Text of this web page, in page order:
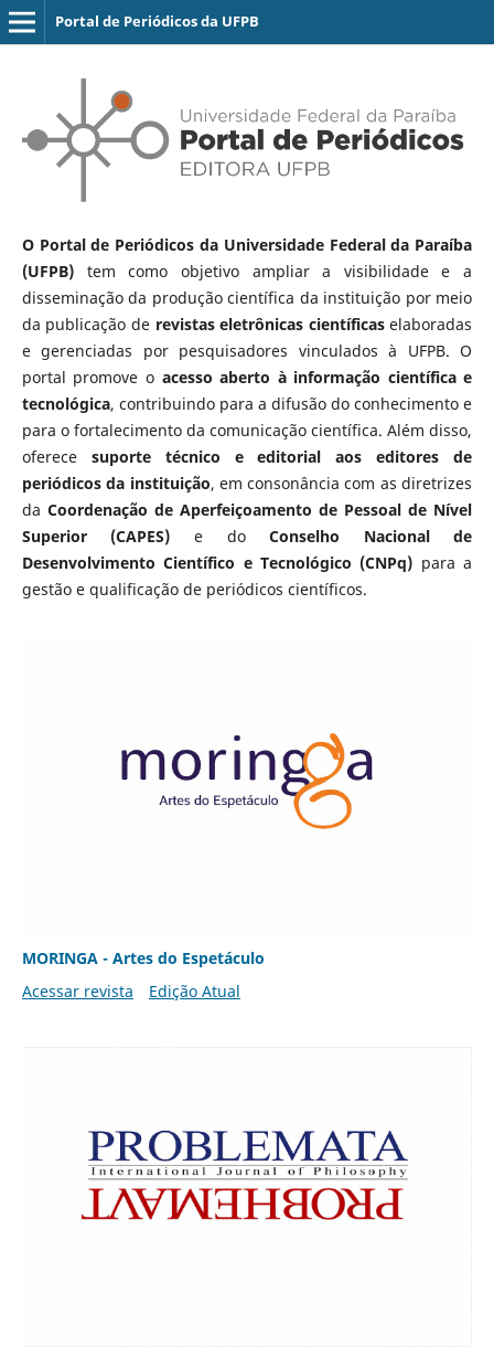
Portal de Periódicos da UFPB
O Portal de Periódicos da Universidade Federal da Paraíba
(UFPB)tem como objetivo ampliar a visibilidade e a
disseminação da produção científica da instituição por meio
da publicação de revistas eletrônicas científicaselaboradas
e gerenciadas por pesquisadores vinculados à UFPB. O
portal promove o acesso aberto à informação científica e
tecnológica, contribuindo para a difusão do conhecimento e
para o fortalecimento da comunicação científica. Além disso,
oferece suporte técnico e editorial aos editores de
periódicos da instituição, em consonância com as diretrizes
da Coordenação de Aperfeiçoamento de Pessoal de Nível
Superior (CAPES) e doConselho Nacional de
Desenvolvimento Científico e Tecnológico (CNPq) para a
gestão e qualificação de periódicos científicos.
MORINGA - Artes do Espetáculo
Acessar revista
Edição Atual